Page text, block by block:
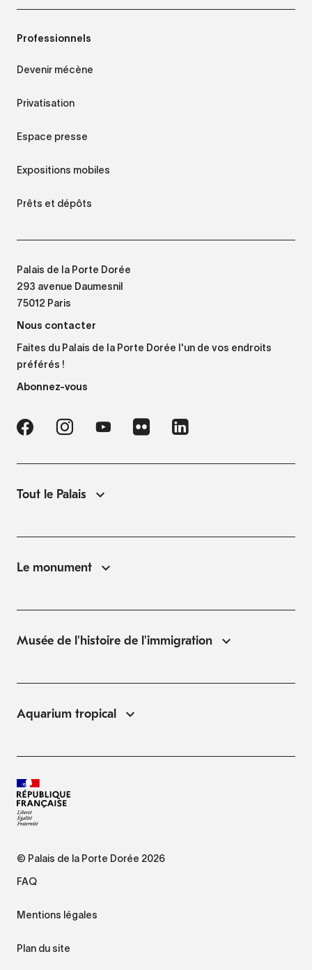
Professionnels
Devenir mécène
Privatisation
Espace presse
Expositions mobiles
Prêts et dépôts
Palais de la Porte Dorée
293 avenue Daumesnil
75012 Paris
Nous contacter
Faites du Palais de la Porte Dorée l'un de vos endroits
préférés !
Abonnez-vous
Tout le Palais
Le monument
Musée de l'histoire de l'immigration
Aquarium tropical
© Palais de la Porte Dorée 2026
FAQ
Mentions légales
Plan du site